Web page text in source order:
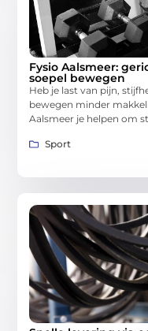
Fysio Aalsmeer:
soepel bewegen
Heb je last van pijn,
bewegen minder
Aalsmeer je helpen om
Sport